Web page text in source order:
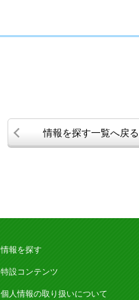
情報を探す一覧へ戻る
情報を探す
特設コンテンツ
個人情報の取り扱いについて